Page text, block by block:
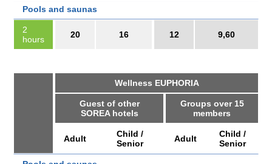
Pools and saunas
2
hours
20 16 12 9,60
Wellness EUPHORIA
Guest of other
SOREA hotels
Groups over 15
members
Adult
Child /
Senior
Adult
Child /
Senior